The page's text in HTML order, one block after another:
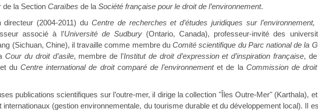
de la Section Caraïbes de la Société française pour le droit de l’environnement.
(2004-2011) du Centre de recherches et d’études juridiques sur
associé à l’Université de Sudbury(Ontario, Canada), professeur-invité des
(Sichuan, Chine), il travaille comme membre duComité scientifique du Parc national de la
Cour du droit d’asile, membre de l’Institut de droit d’expression et d’inspiration française,
du Centre international de droit comparé de l’environnementet de la Commission de droit
publications scientifiques sur l’outre-mer, il dirige la collection "Îles Outre-Mer" (Karthala),
internationaux (gestion environnementale, du tourisme durable et du développement local). Il